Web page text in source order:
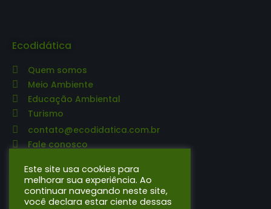
Ecodidática
Quem somos
Meio Ambiente
Educação Ambiental
Turismo
contato@ecodidatica.com.br
Fale conosco
Editora Ecodidática
O que publicamos
Este site usa cookies para
melhorar sua experiência. Ao
continuar navegando neste site,
você declara estar ciente dessas